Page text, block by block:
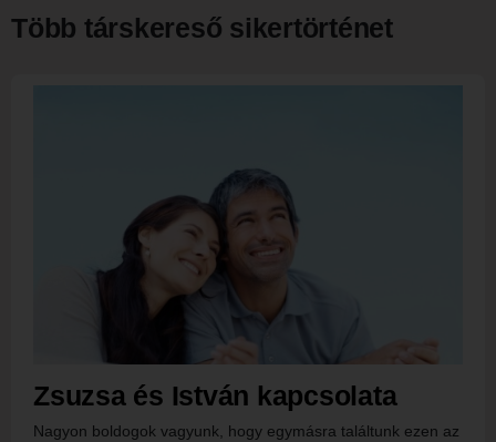
Több társkereső sikertörténet
Zsuzsa és István kapcsolata
Nagyon boldogok vagyunk, hogy egymásra találtunk ezen az